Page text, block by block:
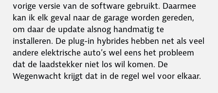
vorige versie van de software gebruikt. Daarmee
kan ik elk geval naar de garage worden gereden,
om daar de update alsnog handmatig te
installeren. De plug-in hybrides hebben net als veel
andere elektrische auto’s wel eens het probleem
dat de laadstekker niet los wil komen. De
Wegenwacht krijgt dat in de regel wel voor elkaar.